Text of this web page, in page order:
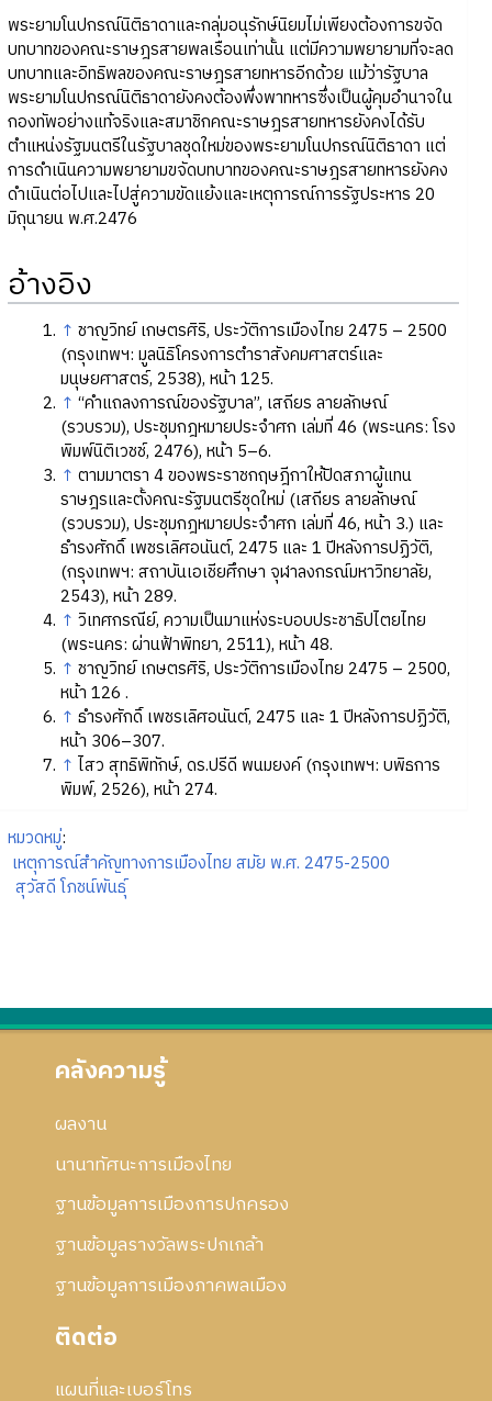
พระยามโนปกรณ์นิติธาดาและกลุ่มอนุรักษ์นิยมไม่เพียงต้องการขจัด
บทบาทของคณะราษฎรสายพลเรือนเท่านั้น แต่มีความพยายามที่จะลด
บทบาทและอิทธิพลของคณะราษฎรสายทหารอีกด้วย แม้ว่ารัฐบาล
พระยามโนปกรณ์นิติธาดายังคงต้องพึ่งพาทหารซึ่งเป็นผู้คุมอำนาจใน
กองทัพอย่างแท้จริงและสมาชิกคณะราษฎรสายทหารยังคงได้รับ
ตำแหน่งรัฐมนตรีในรัฐบาลชุดใหม่ของพระยามโนปกรณ์นิติธาดา แต่
การดำเนินความพยายามขจัดบทบาทของคณะราษฎรสายทหารยังคง
ดำเนินต่อไปและไปสู่ความขัดแย้งและเหตุการณ์การรัฐประหาร 20
มิถุนายน พ.ศ.2476
อ้างอิง
↑ ชาญวิทย์ เกษตรศิริ, ประวัติการเมืองไทย 2475 – 2500
(กรุงเทพฯ: มูลนิธิโครงการตำราสังคมศาสตร์และ
มนุษยศาสตร์, 2538), หน้า 125.
↑ “คำแถลงการณ์ของรัฐบาล”, เสถียร ลายลักษณ์
(รวบรวม), ประชุมกฎหมายประจำศก เล่มที่ 46 (พระนคร: โรง
พิมพ์นิติเวชช์, 2476), หน้า 5–6.
↑ ตามมาตรา 4 ของพระราชกฤษฎีกาให้ปิดสภาผู้แทน
ราษฎรและตั้งคณะรัฐมนตรีชุดใหม่ (เสถียร ลายลักษณ์
(รวบรวม), ประชุมกฎหมายประจำศก เล่มที่ 46, หน้า 3.) และ
ธำรงศักดิ์ เพชรเลิศอนันต์, 2475 และ 1 ปีหลังการปฏิวัติ,
(กรุงเทพฯ: สถาบันเอเชียศึกษา จุฬาลงกรณ์มหาวิทยาลัย,
2543), หน้า 289.
↑ วิเทศกรณีย์, ความเป็นมาแห่งระบอบประชาธิปไตยไทย
(พระนคร: ผ่านฟ้าพิทยา, 2511), หน้า 48.
↑ ชาญวิทย์ เกษตรศิริ, ประวัติการเมืองไทย 2475 – 2500,
หน้า 126 .
↑ ธำรงศักดิ์ เพชรเลิศอนันต์, 2475 และ 1 ปีหลังการปฏิวัติ,
หน้า 306–307.
↑ ไสว สุทธิพิทักษ์, ดร.ปรีดี พนมยงค์ (กรุงเทพฯ: บพิธการ
พิมพ์, 2526), หน้า 274.
หมวดหมู่:
เหตุการณ์สำคัญทางการเมืองไทย สมัย พ.ศ. 2475-2500
สุวัสดี โภชน์พันธุ์
คลังความรู้
ผลงาน
นานาทัศนะการเมืองไทย
ฐานข้อมูลการเมืองการปกครอง
ฐานข้อมูลรางวัลพระปกเกล้า
ฐานข้อมูลการเมืองภาคพลเมือง
ติดต่อ
แผนที่และเบอร์โทร